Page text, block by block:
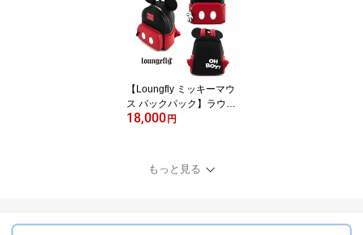
プス 4歳 5歳 6歳◆ 男の
子 子ども 水泳 プール 旅
行 リゾート 夏 インポー
ト UPF50+ ラゲッドバッ
ツ ラッフルバッツ ラゲ
ット Long Sleeve Rash
Guard
【Loungfly ミッキーマウ
ス バックパック】ラウン
ジフライ リュック ◆ 22.
ウンドコーデ 女性 レデ
ィース ファッション バ
18,000円
もっと見る